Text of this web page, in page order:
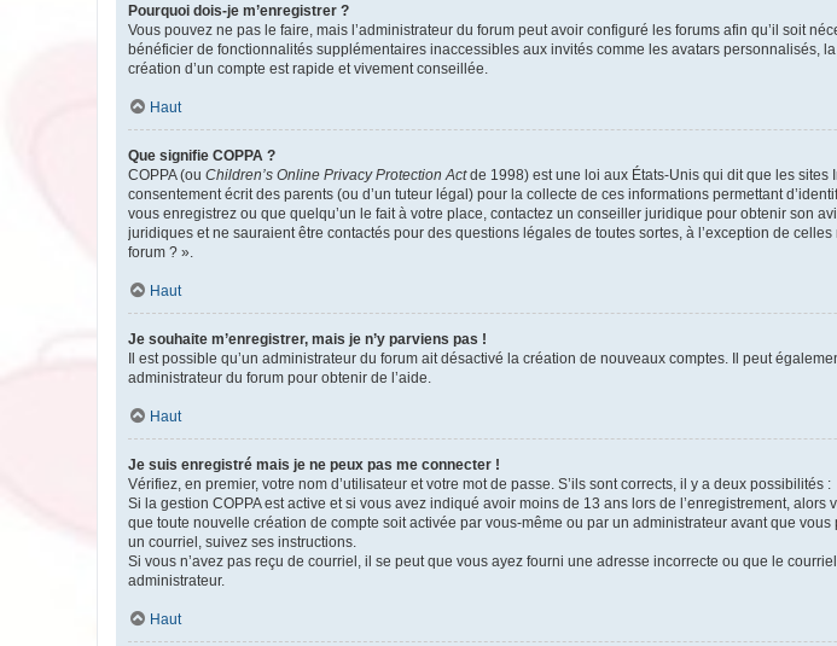
Pourquoi dois-je m’enregistrer ?
Vous pouvez ne pas le faire, mais l’administrateur du forum peut avoir configuré les forums afin qu’il soit
bénéficier de fonctionnalités supplémentaires inaccessibles aux invités comme les avatars personnalisés,
création d’un compte est rapide et vivement conseillée.
Haut
Que signifie COPPA ?
COPPA (ou Children’s Online Privacy Protection Actde 1998) est une loi aux États-Unis qui dit que les
consentement écrit des parents (ou d’un tuteur légal) pour la collecte de ces informations permettant
vous enregistrez ou que quelqu’un le fait à votre place, contactez un conseiller juridique pour obtenir son
juridiques et ne sauraient être contactés pour des questions légales de toutes sortes, à l’exception de
forum ? ».
Haut
Je souhaite m’enregistrer, mais je n’y parviens pas !
Il est possible qu’un administrateur du forum ait désactivé la création de nouveaux comptes. Il peut
administrateur du forum pour obtenir de l’aide.
Haut
Je suis enregistré mais je ne peux pas me connecter !
Vérifiez, en premier, votre nom d’utilisateur et votre mot de passe. S’ils sont corrects, il y a deux possibilités :
Si la gestion COPPA est active et si vous avez indiqué avoir moins de 13 ans lors de l’enregistrement,
que toute nouvelle création de compte soit activée par vous-même ou par un administrateur avant que
un courriel, suivez ses instructions.
Si vous n’avez pas reçu de courriel, il se peut que vous ayez fourni une adresse incorrecte ou que le
administrateur.
Haut